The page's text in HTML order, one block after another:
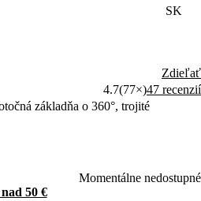
SK
Zdieľať
4.7(77×)47 recenzií
základňa o 360°, trojité
Momentálne nedostupné
50 €